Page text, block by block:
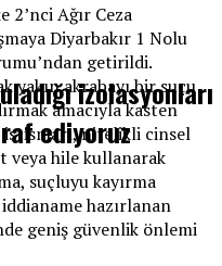
2’nci Ağır Ceza
Diyarbakır 1 Nolu
getirildi.
yakın akrabayı bir suçu
amacıyla kasten
nitelikli cinsel
veya hile kullanarak
suçluyu kayırma
hazırlanan
geniş güvenlik önlemi
izolasyonları
ediyoruz